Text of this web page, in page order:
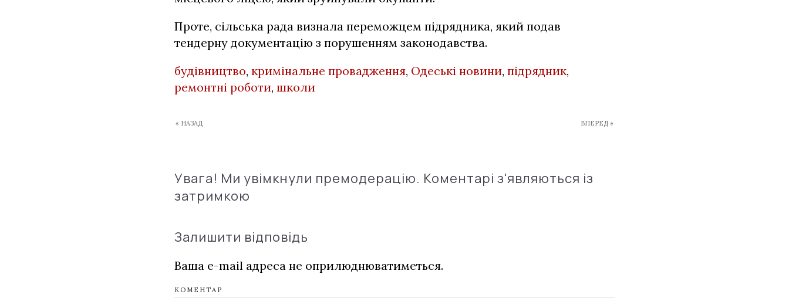
Проте, сільська рада визнала переможцем підрядника, який подав
тендерну документацію з порушенням законодавства.
будівництво, кримінальне провадження, Одеські новини, підрядник,
ремонтні роботи, школи
« НАЗАД ВПЕРЕД »
Увага! Ми увімкнули премодерацію. Коментарі з'являються із
затримкою
Залишити відповідь
Ваша e-mail адреса не оприлюднюватиметься.
КОМЕНТАР